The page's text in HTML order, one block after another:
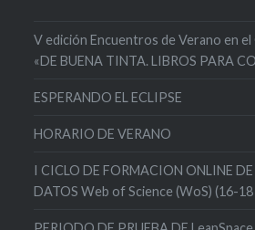
V edición Encuentros de Verano en el
«DE BUENA TINTA. LIBROS PARA
ESPERANDO EL ECLIPSE
HORARIO DE VERANO
I CICLO DE FORMACION ONLINE DE
DATOS Web of Science (WoS) (16-